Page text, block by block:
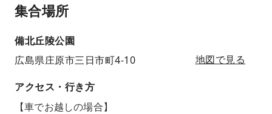
集合場所
備北丘陵公園
広島県庄原市三日市町4-10
地図で見る
アクセス・行き方
【車でお越しの場合】